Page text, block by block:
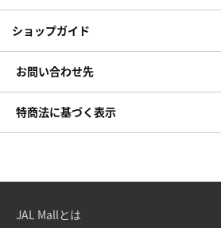
ショップガイド
お問い合わせ先
特商法に基づく表示
JAL Mallとは